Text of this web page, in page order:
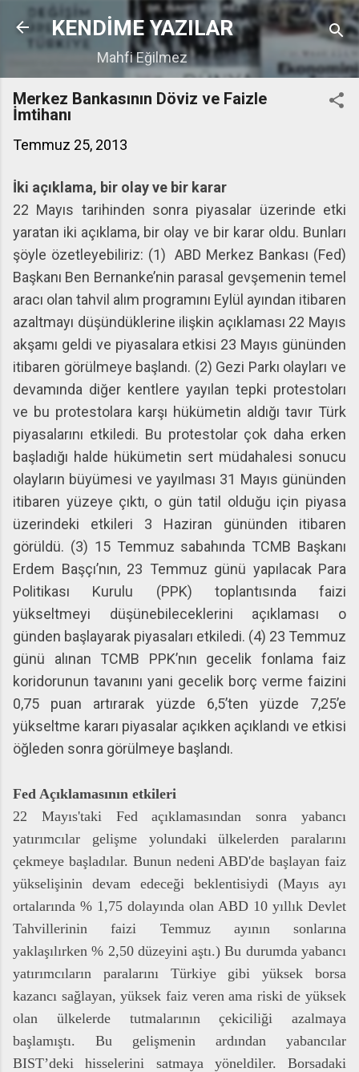
Ana içeriğe atla
KENDİME YAZILAR
Mahfi Eğilmez
Merkez Bankasının Döviz ve Faizle
İmtihanı
Temmuz 25, 2013
İki açıklama, bir olay ve bir karar
22 Mayıs tarihinden sonra piyasalar üzerinde etki
yaratan iki açıklama, bir olay ve bir karar oldu. Bunları
şöyle özetleyebiliriz: (1) ABD Merkez Bankası (Fed)
Başkanı Ben Bernanke’nin parasal gevşemenin temel
aracı olan tahvil alım programını Eylül ayından itibaren
azaltmayı düşündüklerine ilişkin açıklaması 22 Mayıs
akşamı geldi ve piyasalara etkisi 23 Mayıs gününden
itibaren görülmeye başlandı. (2) Gezi Parkı olayları ve
devamında diğer kentlere yayılan tepki protestoları
ve bu protestolara karşı hükümetin aldığı tavır Türk
piyasalarını etkiledi. Bu protestolar çok daha erken
başladığı halde hükümetin sert müdahalesi sonucu
olayların büyümesi ve yayılması 31 Mayıs gününden
itibaren yüzeye çıktı, o gün tatil olduğu için piyasa
üzerindeki etkileri 3 Haziran gününden itibaren
görüldü. (3) 15 Temmuz sabahında TCMB Başkanı
Erdem Başçı’nın, 23 Temmuz günü yapılacak Para
Politikası Kurulu (PPK) toplantısında faizi
yükseltmeyi düşünebileceklerini açıklaması o
günden başlayarak piyasaları etkiledi. (4) 23 Temmuz
günü alınan TCMB PPK’nın gecelik fonlama faiz
koridorunun tavanını yani gecelik borç verme faizini
0,75 puan artırarak yüzde 6,5’ten yüzde 7,25’e
yükseltme kararı piyasalar açıkken açıklandı ve etkisi
öğleden sonra görülmeye başlandı.
Fed Açıklamasının etkileri
22 Mayıs'taki Fed açıklamasından sonra yabancı
yatırımcılar gelişme yolundaki ülkelerden paralarını
çekmeye başladılar. Bunun nedeni ABD'de başlayan faiz
yükselişinin devam edeceği beklentisiydi (Mayıs ayı
ortalarında % 1,75 dolayında olan ABD 10 yıllık Devlet
Tahvillerinin faizi Temmuz ayının sonlarına
yaklaşılırken % 2,50 düzeyini aştı.) Bu durumda yabancı
yatırımcıların paralarını Türkiye gibi yüksek borsa
kazancı sağlayan, yüksek faiz veren ama riski de yüksek
olan ülkelerde tutmalarının çekiciliği azalmaya
başlamıştı. Bu gelişmenin ardından yabancılar
BIST’deki hisselerini satmaya yöneldiler. Borsadaki